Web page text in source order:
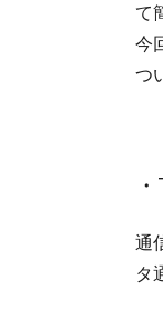
て
今
つ
通
タ